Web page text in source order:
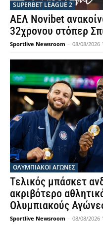
SUPERBET LEAGUE 2
ΑΕΛ Novibet
32χρονου στόπερ
Sportlive Newsroom - 08/08/2026
ΟΛΥΜΠΙΑΚΟΊ ΑΓΏΝΕΣ
Τελικός μπάσκετ
ακριβότερο
Ολυμπιακούς
Sportlive Newsroom - 08/08/2026